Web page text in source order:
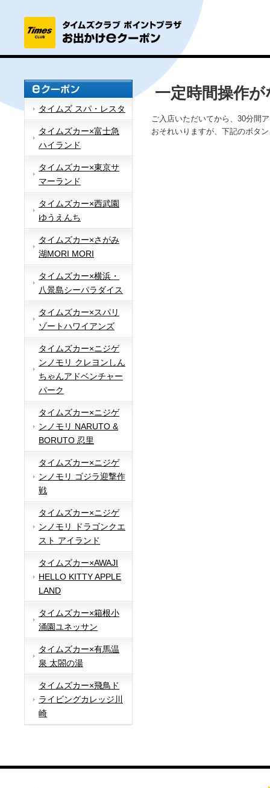
タイムズ スパ・レスタ
タイムズカー×富士急
ハイランド
タイムズカー×東京サ
マーランド
タイムズカー×西武園
ゆうえんち
タイムズカー×さがみ
湖MORI MORI
タイムズカー×横浜・
八景島シーパラダイス
タイムズカー×スパリ
ゾートハワイアンズ
タイムズカー×ニジゲ
ンノモリ クレヨンしん
ちゃんアドベンチャー
パーク
タイムズカー×ニジゲ
ンノモリ NARUTO &
BORUTO 忍里
タイムズカー×ニジゲ
ンノモリ ゴジラ迎撃作
戦
タイムズカー×ニジゲ
ンノモリ ドラゴンクエ
スト アイランド
タイムズカー×AWAJI
HELLO KITTY APPLE
LAND
タイムズカー×箱根小
涌園ユネッサン
タイムズカー×有馬温
泉 太閤の湯
タイムズカー×飛鳥ド
ライビングカレッジ川
崎
一定時間操作
ご入店いただいてから、30分間
おそれいりますが、下記のボタ